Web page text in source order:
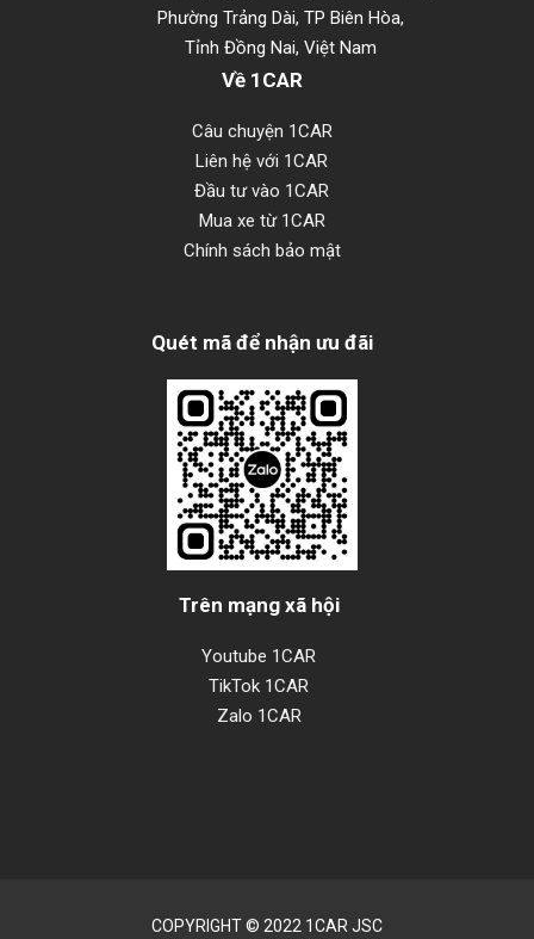
Phường Trảng Dài, TP Biên Hòa,
Tỉnh Đồng Nai, Việt Nam
Về 1CAR
Câu chuyện 1CAR
Liên hệ với 1CAR
Đầu tư vào 1CAR
Mua xe từ 1CAR
Chính sách bảo mật
Quét mã để nhận ưu đãi
Trên mạng xã hội
Youtube 1CAR
TikTok 1CAR
Zalo 1CAR
COPYRIGHT © 2022 1CAR JSC